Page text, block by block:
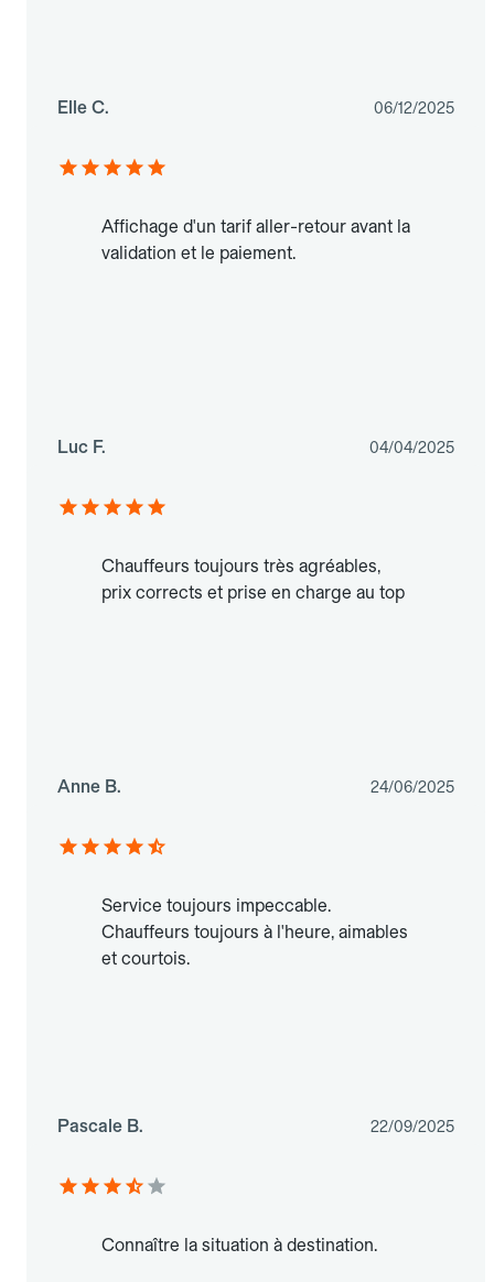
Elle C. 06/12/2025
Affichage d'un tarif aller-retour avant la
validation et le paiement.
Luc F. 04/04/2025
Chauffeurs toujours très agréables,
prix corrects et prise en charge au top
Anne B. 24/06/2025
Service toujours impeccable.
Chauffeurs toujours à l'heure, aimables
et courtois.
Pascale B. 22/09/2025
Connaître la situation à destination.